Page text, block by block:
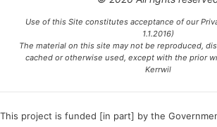
Use of this Site constitutes acceptance of our
1.1.2016)
The material on this site may not be reproduced,
cached or otherwise used, except with the prior
Kerrwil
This project is funded [in part] by the